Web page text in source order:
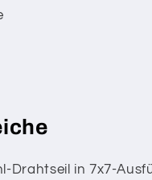
Drahtseil in 7x7-